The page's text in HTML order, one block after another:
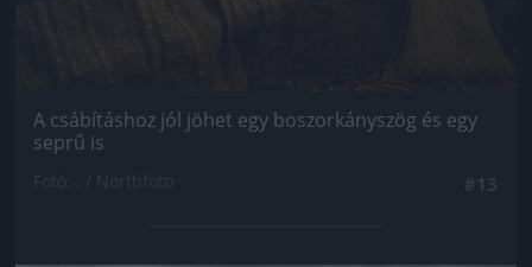
A csábításhoz jól jöhet egy boszorkányszög és egy
seprű is